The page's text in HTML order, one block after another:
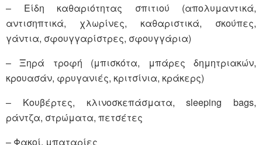
– Είδη καθαριότητας σπιτιού (απολυμαντικά,
αντισηπτικά, χλωρίνες, καθαριστικά, σκούπες,
γάντια, σφουγγαρίστρες, σφουγγάρια)
– Ξηρά τροφή (μπισκότα, μπάρες δημητριακών,
κρουασάν, φρυγανιές, κριτσίνια, κράκερς)
– Κουβέρτες, κλινοσκεπάσματα, sleeping bags,
ράντζα, στρώματα, πετσέτες
– Φακοί, μπαταρίες